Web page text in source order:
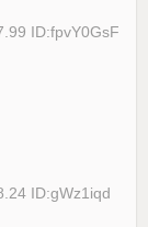
ID:fpvY0GsF
ID:gWz1iqd